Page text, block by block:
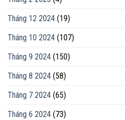
Tháng 12 2024 (19)
Tháng 10 2024 (107)
Tháng 9 2024 (150)
Tháng 8 2024 (58)
Tháng 7 2024 (65)
Tháng 6 2024 (73)